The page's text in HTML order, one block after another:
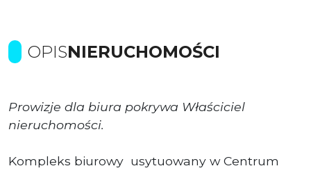
OPISNIERUCHOMOŚCI
Prowizje dla biura pokrywa Właściciel
nieruchomości.
Kompleks biurowy usytuowany w Centrum